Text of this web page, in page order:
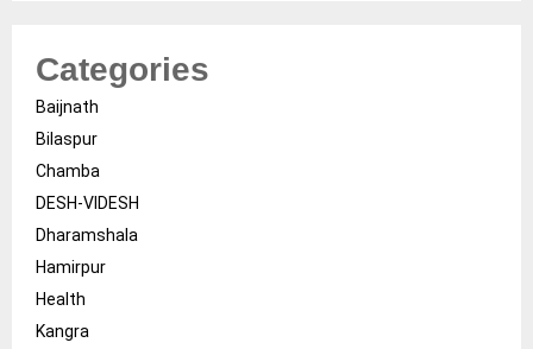
Categories
Baijnath
Bilaspur
Chamba
DESH-VIDESH
Dharamshala
Hamirpur
Health
Kangra